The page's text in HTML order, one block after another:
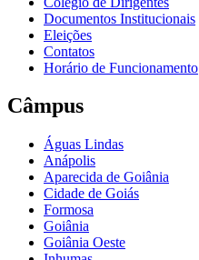
Documentos Institucionais
Eleições
Contatos
Horário de Funcionamento
Câmpus
Águas Lindas
Anápolis
Aparecida de Goiânia
Cidade de Goiás
Formosa
Goiânia
Goiânia Oeste